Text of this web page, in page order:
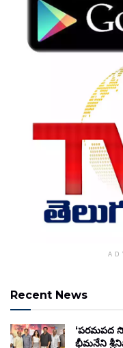
Recent News
‘పరమపద
భీమనేని